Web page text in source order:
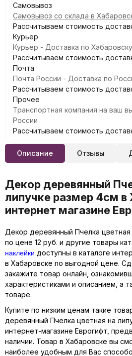
Самовывоз
Самовывоз со склада в
Рассчитываем стоимость
Курьер
Курьер - Доставка по Хабаровску
Рассчитываем стоимость
Почта
Почта России - Доставка по
Рассчитываем стоимость
Прочее
Транспортная компания на ваш
России
Рассчитываем стоимость
Описание Отзывы
Декор деревянный
липучке размер 4см в
интернет магазине
Декор деревянный Пчелка
по цене 12 руб. и другие товары
наклейки доступны в каталоге
в Хабаровске по выгодной цене.
закажите товар онлайн,
характеристиками и описанием, а
товаре.
Купите по низким ценам такие
деревянный Пчелка цветная на
интернет-магазине Еврогифт,
наличии. Товар в Хабаровске вы
наиболее удобным для Вас